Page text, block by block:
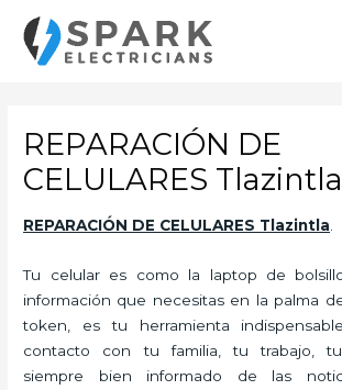
contenido
REPARACIÓN DE
CELULARES Tlazintla
REPARACIÓN DE CELULARES Tlazintla
Tu celular es como la laptop de
información que necesitas en la palma
token, es tu herramienta
contacto con tu familia, tu trabajo,
siempre bien informado de las